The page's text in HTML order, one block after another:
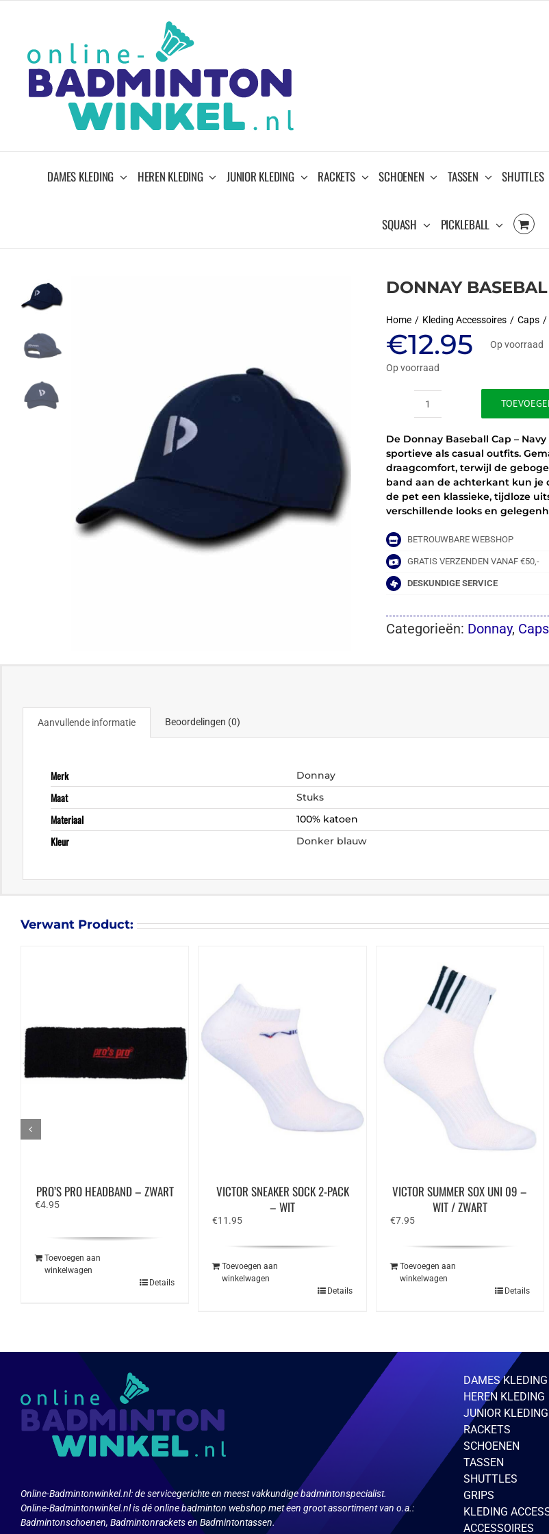
DAMES KLEDING HEREN KLEDING JUNIOR KLEDING RACKETS SCHOENEN TASSEN SHUTTLES
SQUASH PICKLEBALL
DONNAY
Home Kleding Accessoires Caps
€12.95 Op voorraad
Op voorraad
DONNAY
CAP
-
NAVY
aantal
De Donnay Baseball Cap –
sportieve als casual outfits.
draagcomfort, terwijl de
band aan de achterkant kun je
de pet een klassieke, tijdloze
verschillende looks en
BETROUWBARE WEBSHOP
GRATIS VERZENDEN VANAF €50,-
DESKUNDIGE SERVICE
Categorieën: Donnay, Caps
Aanvullende informatie Beoordelingen (0)
Merk Donnay
Maat Stuks
Materiaal 100% katoen
Kleur Donker blauw
Verwant Product:
PRO’S PRO HEADBAND – ZWART
€4.95
Toevoegen aan
winkelwagen
Details
VICTOR SNEAKER SOCK 2-PACK
– WIT
€11.95
Toevoegen aan
winkelwagen
Details
VICTOR SUMMER SOX UNI 09 –
WIT / ZWART
€7.95
Toevoegen aan
winkelwagen
Details
Online-Badmintonwinkel.nl:de servicegerichte en meest vakkundige badmintonspecialist.
Online-Badmintonwinkel.nl is dé online badminton webshop met een groot assortiment van o.a.:
Badmintonschoenen, Badmintonrackets en Badmintontassen.
DAMES KLEDING
HEREN KLEDING
JUNIOR KLEDING
RACKETS
SCHOENEN
TASSEN
SHUTTLES
GRIPS
KLEDING
ACCESSOIRES